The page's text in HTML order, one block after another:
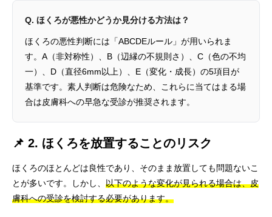
Q. ほくろが悪性かどうか見分ける方法は？
ほくろの悪性判断には「ABCDEルール」が用いられま
す。A（非対称性）、B（辺縁の不規則さ）、C（色の不均
一）、D（直径6mm以上）、E（変化・成長）の5項目が
基準です。素人判断は危険なため、これらに当てはまる場
合は皮膚科への早急な受診が推奨されます。
📌 2. ほくろを放置することのリスク
ほくろのほとんどは良性であり、そのまま放置しても問題ないこ
とが多いです。しかし、 以下のような変化が見られる場合は、皮
膚科への受診を検討する必要があります。